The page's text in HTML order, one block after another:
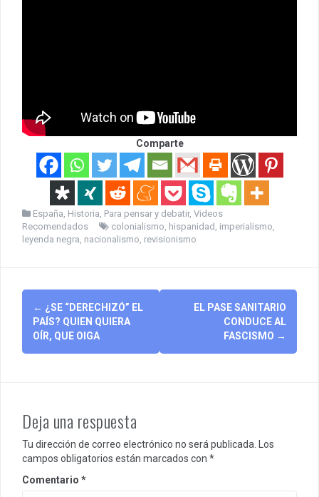
Comparte
España, Historia, Para pensar y debatir, Videos
Recomendados
colonialismo, hispanidad , imperialismo,
leyenda negra, nacionalismo, revisionismo
Post
navigation
← ¿SE “DERECHIZÓ” EL
PAÍS? QUIEN QUIERA
OÍR, QUE OIGA
EL PASE SANITARIO
CONDUCE AL
FASCISMO →
Deja una respuesta
Tu dirección de correo electrónico no será publicada. Los
campos obligatorios están marcados con *
Comentario *